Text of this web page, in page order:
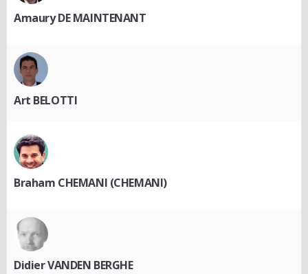
Amaury DE MAINTENANT
Art BELOTTI
Braham CHEMANI (CHEMANI)
Didier VANDEN BERGHE